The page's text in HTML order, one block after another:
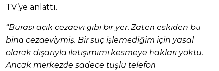
TV’ye anlattı.
“Burası açık cezaevi gibi bir yer. Zaten eskiden bu
bina cezaeviymiş. Bir suç işlemediğim için yasal
olarak dışarıyla iletişimimi kesmeye hakları yoktu.
Ancak merkezde sadece tuşlu telefon